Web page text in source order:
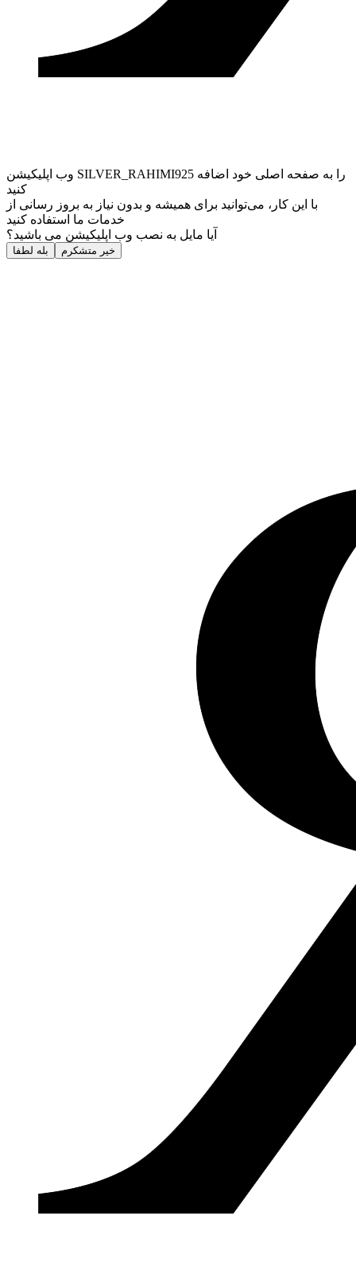
وب ‌اپلیکیشن SILVER_RAHIMI925 را به صفحه اصلی خود اضافه
کنید
با این کار، می‌توانید برای همیشه و بدون نیاز به بروز ‌رسانی از
خدمات ما استفاده کنید
آیا مایل به نصب وب اپلیکیشن می باشید؟
بله لطفا خیر متشکرم